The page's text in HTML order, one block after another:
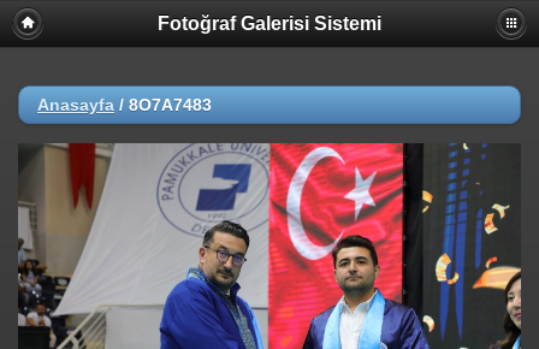
Fotoğraf Galerisi Sistemi
Anasayfa / 8O7A7483